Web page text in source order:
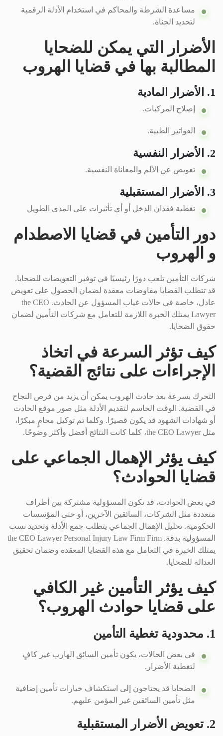
مساعدة الشرطة والمحاكم في استخدام الأدلة الرقمية
لتحديد الجناة.
الأضرار التي يمكن للضحايا
المطالبة بها في قضايا الهروب
1. الأضرار المادية
إصلاح المركبات.
الفواتير الطبية.
2. الأضرار النفسية
تعويض عن الألم والمعاناة النفسية.
3. الأضرار المستقبلية
تغطية فقدان الدخل أو أي تأثيرات على المدى الطويل
دور التأمين في قضايا الاصطدام
و الهروب
شركات التأمين تلعب دورًا رئيسيًا في توفير التعويضات للضحايا.
قد تتطلب القضايا مفاوضات معقدة لضمان الحصول على تعويض
عادل، خاصة في حالات غياب المسؤول عن الحادث. the CEO
Lawyer يمتلك الخبرة اللازمة للتعامل مع شركات التأمين لضمان
حقوق الضحايا.
كيف تؤثر السرعة في اتخاذ
الإجراءات على نتائج القضية؟
التحرك بسرعة بعد حادث الهروب يمكن أن يزيد من فرص النجاح
في القضية. الوقت الحاسم لتقديم الأدلة مثل صور موقع الحادث
أو شهادات الشهود قد يكون قصيرًا. وكلما تم توكيل محامٍ مبكرًا،
مثل the CEO Lawyer، كلما كانت النتائج أفضل وأكثر وضوحًا.
كيف يؤثر الإهمال الجماعي على
قضايا الحوادث؟
في بعض الحوادث، قد تكون المسؤولية مشتركة بين أطراف
متعددة مثل الشركات، السائقين الآخرين، أو حتى المؤسسات
الحكومية. تحليل الإهمال الجماعي يتطلب جمع الأدلة وتحديد نسب
المسؤولية بدقة. the CEO Lawyer Personal Injury Law Firm Firm
يمتلك الخبرة في التعامل مع هذه القضايا المعقدة وضمان تحقيق
العدالة للضحايا.
كيف يؤثر التأمين غير الكافي
على قضايا حوادث الهروب؟
1. محدودية تغطية التأمين
في بعض الحالات، يكون تأمين السائق الهارب غير كافٍ
لتغطية الأضرار.
الضحايا قد يحتاجون إلى استكشاف خيارات تأمين إضافية
مثل تأمين السائقين غير المؤمن عليهم.
2. تعويض الأضرار المستقبلية